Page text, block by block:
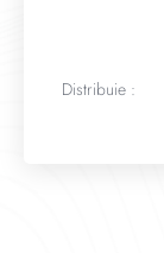
Distribuie :